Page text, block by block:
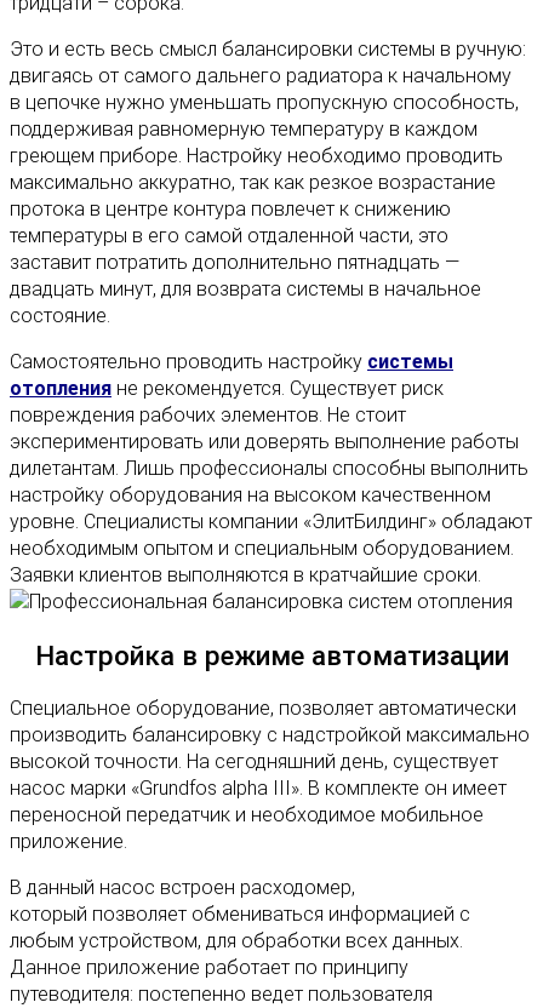
Это и есть весь смысл балансировки системы в ручную:
двигаясь от самого дальнего радиатора к начальному
в цепочке нужно уменьшать пропускную способность,
поддерживая равномерную температуру в каждом
греющем приборе. Настройку необходимо проводить
максимально аккуратно, так как резкое возрастание
протока в центре контура повлечет к снижению
температуры в его самой отдаленной части, это
заставит потратить дополнительно пятнадцать —
двадцать минут, для возврата системы в начальное
состояние.
Самостоятельно проводить настройку системы
отопления не рекомендуется. Существует риск
повреждения рабочих элементов. Не стоит
экспериментировать или доверять выполнение работы
дилетантам. Лишь профессионалы способны выполнить
настройку оборудования на высоком качественном
уровне. Специалисты компании «ЭлитБилдинг» обладают
необходимым опытом и специальным оборудованием.
Заявки клиентов выполняются в кратчайшие сроки.
Настройка в режиме автоматизации
Специальное оборудование, позволяет автоматически
производить балансировку с надстройкой максимально
высокой точности. На сегодняшний день, существует
насос марки «Grundfos alpha III». В комплекте он имеет
переносной передатчик и необходимое мобильное
приложение.
В данный насос встроен расходомер,
который позволяет обмениваться информацией с
любым устройством, для обработки всех данных.
Данное приложение работает по принципу
путеводителя: постепенно ведет пользователя